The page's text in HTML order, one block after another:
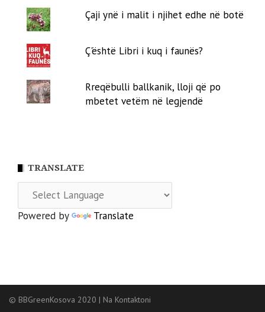
Çaji ynë i malit i njihet edhe në botë
Ç'është Libri i kuq i faunës?
Rreqëbulli ballkanik, lloji që po
mbetet vetëm në legjendë
TRANSLATE
Powered by Translate
© BBGreenKosova 2020 | Na Kontaktoni